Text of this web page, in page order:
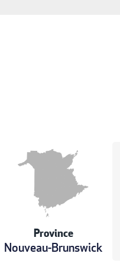
Province
Nouveau-Brunswick